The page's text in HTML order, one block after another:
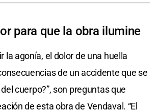
para que la obra ilumine
la agonía, el dolor de una huella
de un accidente que se
cuerpo?”, son preguntas que
de esta obra de Vendaval. “El